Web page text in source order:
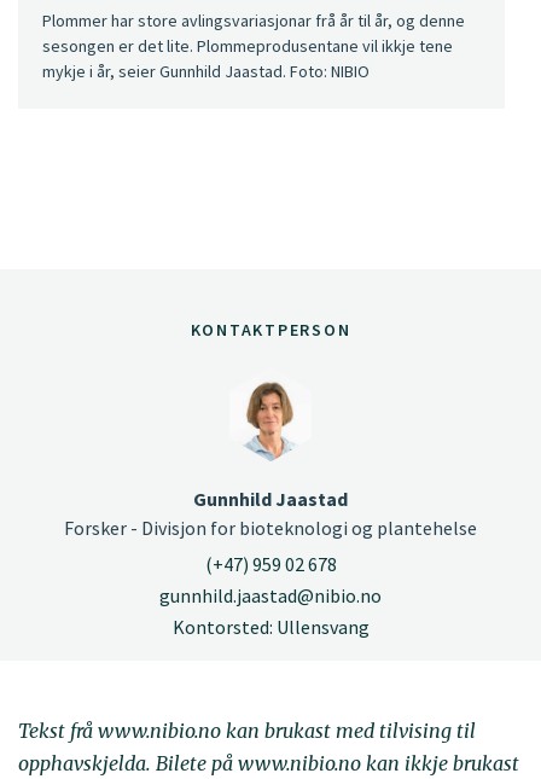
Plommer har store avlingsvariasjonar frå år til år, og denne
sesongen er det lite. Plommeprodusentane vil ikkje tene
mykje i år, seier Gunnhild Jaastad. Foto: NIBIO
KONTAKTPERSON
Gunnhild Jaastad
Forsker - Divisjon for bioteknologi og plantehelse
(+47) 959 02 678
gunnhild.jaastad@nibio.no
Kontorsted: Ullensvang
Tekst frå www.nibio.no kan brukast med tilvising til
opphavskjelda. Bilete på www.nibio.no kan ikkje brukast